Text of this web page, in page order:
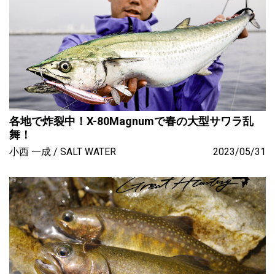
各地で炸裂中！X-80Magnumで春の大型サワラ乱
舞！
小西 一成 SALT WATER 2023/05/31